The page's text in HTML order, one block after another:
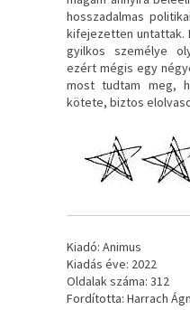
hosszadalmas
kifejezetten untattak.
gyilkos személye
ezért mégis egy
most tudtam meg,
kötete, biztos
Kiadó: Animus
Kiadás éve: 2022
Oldalak száma: 312
Fordította: Harrach